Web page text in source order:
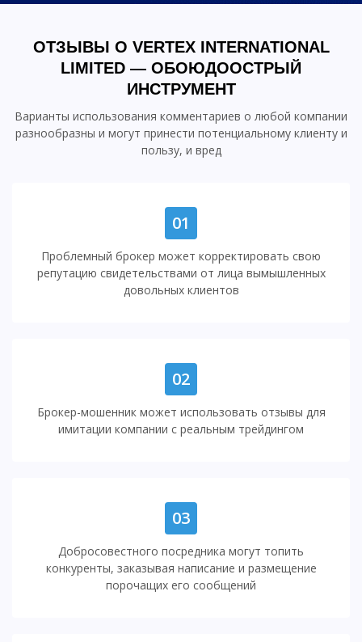
ОТЗЫВЫ О VERTEX INTERNATIONAL
LIMITED — ОБОЮДООСТРЫЙ
ИНСТРУМЕНТ
Варианты использования комментариев о любой компании
разнообразны и могут принести потенциальному клиенту и
пользу, и вред
01
Проблемный брокер может корректировать свою
репутацию свидетельствами от лица вымышленных
довольных клиентов
02
Брокер-мошенник может использовать отзывы для
имитации компании с реальным трейдингом
03
Добросовестного посредника могут топить
конкуренты, заказывая написание и размещение
порочащих его сообщений